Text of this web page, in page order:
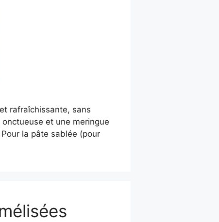
rafraîchissante, sans
et une meringue
la pâte sablée (pour